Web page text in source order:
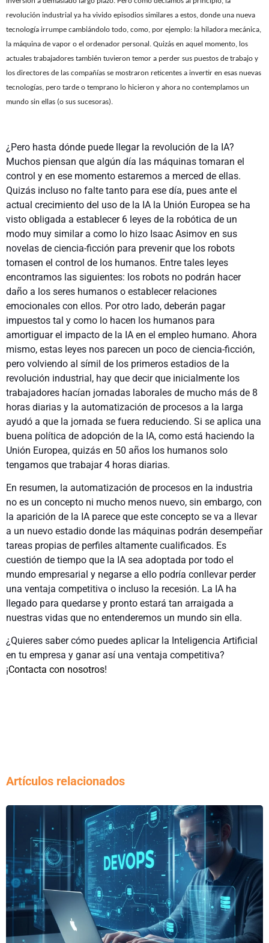
revolución industrial ya ha vivido episodios similares a estos, donde una nueva
tecnología irrumpe cambiándolo todo, como, por ejemplo: la hiladora mecánica,
la máquina de vapor o el ordenador personal. Quizás en aquel momento, los
actuales trabajadores también tuvieron temor a perder sus puestos de trabajo y
los directores de las compañías se mostraron reticentes a invertir en esas nuevas
tecnologías, pero tarde o temprano lo hicieron y ahora no contemplamos un
mundo sin ellas (o sus sucesoras).
¿Pero hasta dónde puede llegar la revolución de la IA?
Muchos piensan que algún día las máquinas tomaran el
control y en ese momento estaremos a merced de ellas.
Quizás incluso no falte tanto para ese día, pues ante el
actual crecimiento del uso de la IA la Unión Europea se ha
visto obligada a establecer 6 leyes de la robótica de un
modo muy similar a como lo hizo Isaac Asimov en sus
novelas de ciencia-ficción para prevenir que los robots
tomasen el control de los humanos. Entre tales leyes
encontramos las siguientes: los robots no podrán hacer
daño a los seres humanos o establecer relaciones
emocionales con ellos. Por otro lado, deberán pagar
impuestos tal y como lo hacen los humanos para
amortiguar el impacto de la IA en el empleo humano. Ahora
mismo, estas leyes nos parecen un poco de ciencia-ficción,
pero volviendo al símil de los primeros estadios de la
revolución industrial, hay que decir que inicialmente los
trabajadores hacían jornadas laborales de mucho más de 8
horas diarias y la automatización de procesos a la larga
ayudó a que la jornada se fuera reduciendo. Si se aplica una
buena política de adopción de la IA, como está haciendo la
Unión Europea, quizás en 50 años los humanos solo
tengamos que trabajar 4 horas diarias.
En resumen, la automatización de procesos en la industria
no es un concepto ni mucho menos nuevo, sin embargo, con
la aparición de la IA parece que este concepto se va a llevar
a un nuevo estadio donde las máquinas podrán desempeñar
tareas propias de perfiles altamente cualificados. Es
cuestión de tiempo que la IA sea adoptada por todo el
mundo empresarial y negarse a ello podría conllevar perder
una ventaja competitiva o incluso la recesión. La IA ha
llegado para quedarse y pronto estará tan arraigada a
nuestras vidas que no entenderemos un mundo sin ella.
¿Quieres saber cómo puedes aplicar la Inteligencia Artificial
en tu empresa y ganar así una ventaja competitiva?
¡Contacta con nosotros!
Artículos relacionados